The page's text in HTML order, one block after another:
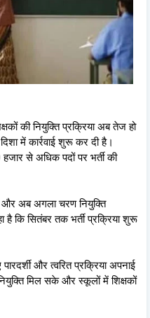
की नियुक्ति प्रक्रिया अब तेज हो
में कार्रवाई शुरू कर दी है।
से अधिक पदों पर भर्ती की
और अब अगला चरण नियुक्ति
है कि सितंबर तक भर्ती प्रक्रिया शुरू
और त्वरित प्रक्रिया अपनाई
मिल सके और स्कूलों में शिक्षकों